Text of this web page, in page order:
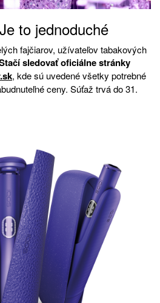
to jednoduché
fajčiarov, užívateľov tabakových
sledovať oficiálne stránky
, kde sú uvedené všetky potrebné
ceny. Súťaž trvá do 31.